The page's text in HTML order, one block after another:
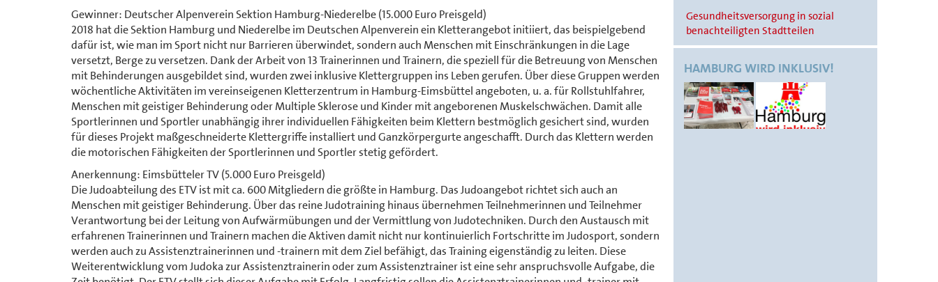
Gewinner: Deutscher Alpenverein Sektion Hamburg-Niederelbe (15.000 Euro Preisgeld)
2018 hat die Sektion Hamburg und Niederelbe im Deutschen Alpenverein ein Kletterangebot initiiert, das beispielgebend
dafür ist, wie man im Sport nicht nur Barrieren überwindet, sondern auch Menschen mit Einschränkungen in die Lage
versetzt, Berge zu versetzen. Dank der Arbeit von 13 Trainerinnen und Trainern, die speziell für die Betreuung von Menschen
mit Behinderungen ausgebildet sind, wurden zwei inklusive Klettergruppen ins Leben gerufen. Über diese Gruppen werden
wöchentliche Aktivitäten im vereinseigenen Kletterzentrum in Hamburg-Eimsbüttel angeboten, u. a. für Rollstuhlfahrer,
Menschen mit geistiger Behinderung oder Multiple Sklerose und Kinder mit angeborenen Muskelschwächen. Damit alle
Sportlerinnen und Sportler unabhängig ihrer individuellen Fähigkeiten beim Klettern bestmöglich gesichert sind, wurden
für dieses Projekt maßgeschneiderte Klettergriffe installiert und Ganzkörpergurte angeschafft. Durch das Klettern werden
die motorischen Fähigkeiten der Sportlerinnen und Sportler stetig gefördert.
Anerkennung: Eimsbütteler TV (5.000 Euro Preisgeld)
Die Judoabteilung des ETV ist mit ca. 600 Mitgliedern die größte in Hamburg. Das Judoangebot richtet sich auch an
Menschen mit geistiger Behinderung. Über das reine Judotraining hinaus übernehmen Teilnehmerinnen und Teilnehmer
Verantwortung bei der Leitung von Aufwärmübungen und der Vermittlung von Judotechniken. Durch den Austausch mit
erfahrenen Trainerinnen und Trainern machen die Aktiven damit nicht nur kontinuierlich Fortschritte im Judosport, sondern
werden auch zu Assistenztrainerinnen und -trainern mit dem Ziel befähigt, das Training eigenständig zu leiten. Diese
Weiterentwicklung vom Judoka zur Assistenztrainerin oder zum Assistenztrainer ist eine sehr anspruchsvolle Aufgabe, die
Gesundheitsversorgung in sozial
benachteiligten Stadtteilen
HAMBURG WIRD INKLUSIV!